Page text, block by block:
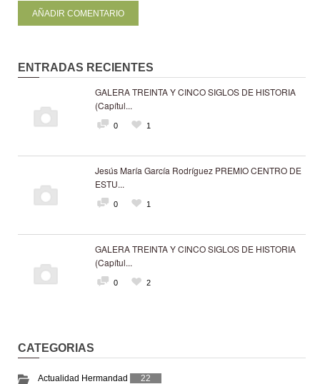
ENTRADAS RECIENTES
GALERA TREINTA Y CINCO SIGLOS DE HISTORIA
(Capítul...
0 1
Jesús María García Rodríguez PREMIO CENTRO DE
ESTU...
0 1
GALERA TREINTA Y CINCO SIGLOS DE HISTORIA
(Capítul...
0 2
CATEGORIAS
Actualidad Hermandad 22